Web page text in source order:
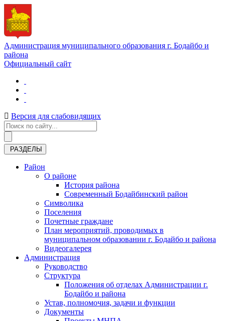
Администрация муниципального образования г. Бодайбо и
района
Официальный сайт
Версия для слабовидящих
РАЗДЕЛЫ
Район
О районе
История района
Современный Бодайбинский район
Символика
Поселения
Почетные граждане
План мероприятий, проводимых в
муниципальном образовании г. Бодайбо и района
Видеогалерея
Администрация
Руководство
Структура
Положения об отделах Администрации г.
Бодайбо и района
Устав, полномочия, задачи и функции
Документы